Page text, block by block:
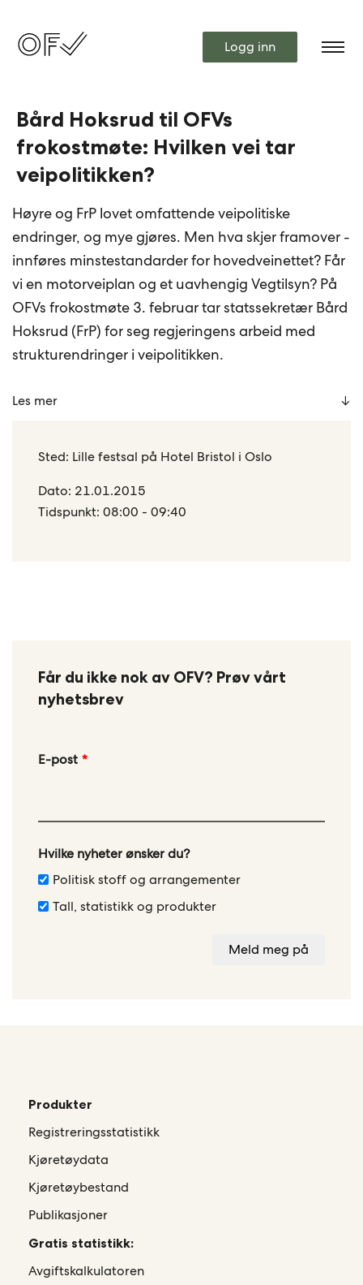
Logg inn
Bård Hoksrud til OFVs
frokostmøte: Hvilken vei tar
veipolitikken?
Høyre og FrP lovet omfattende veipolitiske
endringer, og mye gjøres. Men hva skjer framover -
innføres minstestandarder for hovedveinettet? Får
vi en motorveiplan og et uavhengig Vegtilsyn? På
OFVs frokostmøte 3. februar tar statssekretær Bård
Hoksrud (FrP) for seg regjeringens arbeid med
strukturendringer i veipolitikken.
Les mer
Sted: Lille festsal på Hotel Bristol i Oslo
Dato: 21.01.2015
Tidspunkt: 08:00 - 09:40
Får du ikke nok av OFV? Prøv vårt
nyhetsbrev
Leave
blank
E-post
Hvilke nyheter ønsker du?
Politisk stoff og arrangementer
Tall, statistikk og produkter
Meld meg på
Produkter
Registreringsstatistikk
Kjøretøydata
Kjøretøybestand
Publikasjoner
Gratis statistikk:
Avgiftskalkulatoren